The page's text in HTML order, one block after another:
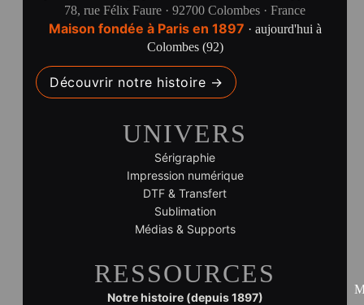
78, rue Félix Faure · 92700 Colombes · France
Maison fondée à Paris en 1897 · aujourd'hui à
Colombes (92)
Découvrir notre histoire →
UNIVERS
Sérigraphie
Impression numérique
DTF & Transfert
Sublimation
Médias & Supports
RESSOURCES
Notre histoire (depuis 1897)